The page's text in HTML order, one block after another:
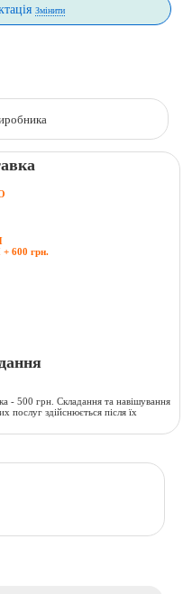
Змінити
600 грн.
- 500 грн. Складання та навішування
послуг здійснюється після їх